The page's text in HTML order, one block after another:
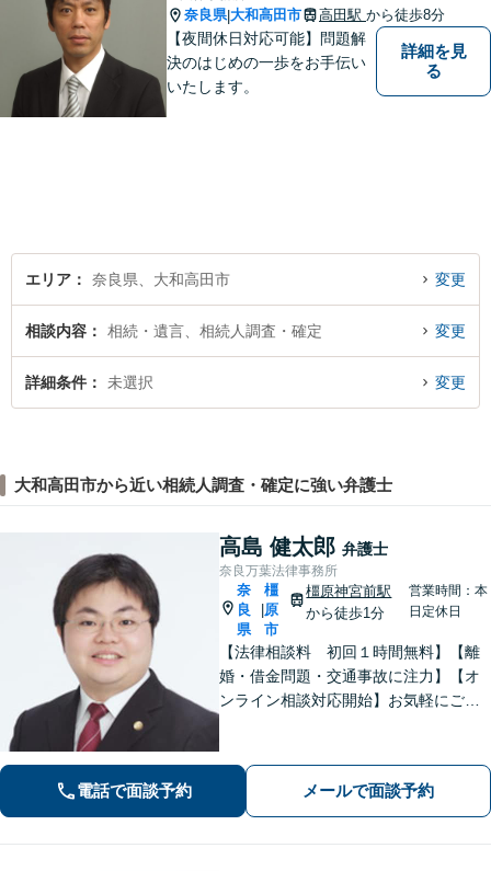
奈良県|大和高田市 高田駅 から徒歩8分
【夜間休日対応可能】問題解
決のはじめの一歩をお手伝い
いたします。
詳細を見
る
エリア 奈良県、大和高田市 変更
相談内容 相続・遺言、相続人調査・確定 変更
詳細条件 未選択 変更
大和高田市から近い相続人調査・確定に強い弁護士
高島 健太郎 弁護士
奈良万葉法律事務所
奈
良
県
橿
原
市
橿原神宮前駅
から徒歩1分
営業時間：本
日定休日
【法律相談料 初回１時間無料】【離
婚・借金問題・交通事故に注力】【オ
ンライン相談対応開始】お気軽にご相
ます。【土日・夜間相談に対応】
電話で面談予約 メールで面談予約